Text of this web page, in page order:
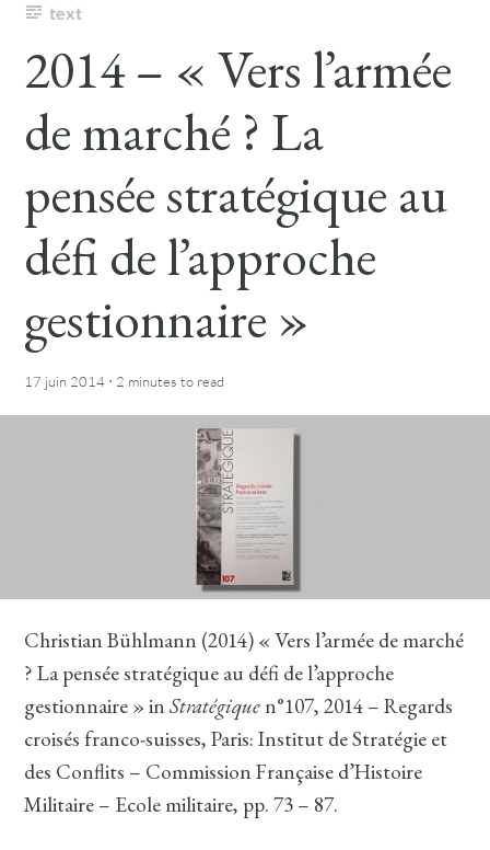
text
2014 – « Vers l’armée
de marché ? La
pensée stratégique au
défi de l’approche
gestionnaire »
17 juin 2014 · 2 minutes to read
Christian Bühlmann (2014) « Vers l’armée de marché
? La pensée stratégique au défi de l’approche
gestionnaire » inStratégique n°107, 2014 – Regards
croisés franco-suisses, Paris: Institut de Stratégie et
des Conflits – Commission Française d’Histoire
Militaire – Ecole militaire, pp. 73 – 87.